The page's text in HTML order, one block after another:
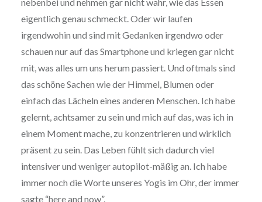
eigentlich genau schmeckt. Oder wir laufen
irgendwohin und sind mit Gedanken irgendwo oder
schauen nur auf das Smartphone und kriegen gar nicht
mit, was alles um uns herum passiert. Und oftmals sind
das schöne Sachen wie der Himmel, Blumen oder
einfach das Lächeln eines anderen Menschen. Ich habe
gelernt, achtsamer zu sein und mich auf das, was ich in
einem Moment mache, zu konzentrieren und wirklich
präsent zu sein. Das Leben fühlt sich dadurch viel
intensiver und weniger autopilot-mäßig an. Ich habe
immer noch die Worte unseres Yogis im Ohr, der immer
sagte “here and now”.